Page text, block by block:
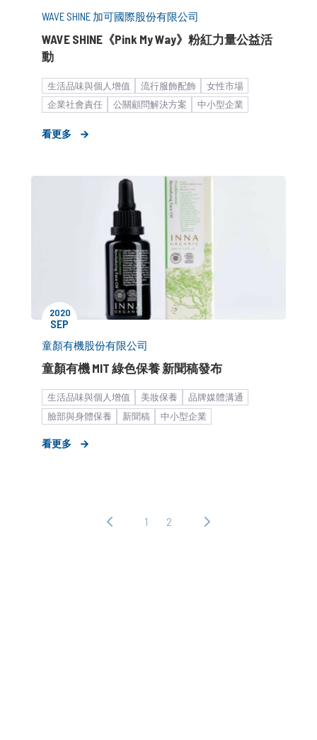
WAVE SHINE 加可國際股份有限公司
WAVE SHINE《Pink My Way》粉紅力量公益活
動
生活品味與個人增值 流行服飾配飾
女性市場
企業社會責任
公關顧問解決方案
中小型企業
看更多
2020
SEP
童顏有機股份有限公司
童顏有機 MIT 綠色保養 新聞稿發布
生活品味與個人增值 美妝保養
品牌媒體溝通
臉部與身體保養
新聞稿 中小型企業
看更多
‹ 上
1 2
下